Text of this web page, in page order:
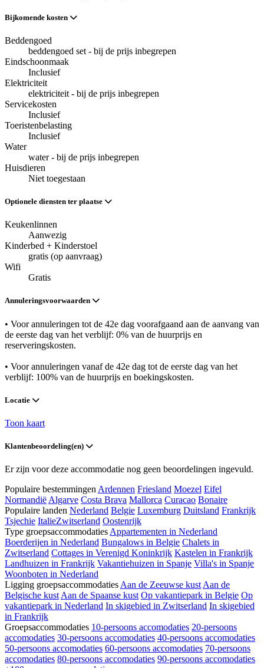
Bijkomende kosten
Beddengoed
beddengoed set - bij de prijs inbegrepen
Eindschoonmaak
Inclusief
Elektriciteit
elektriciteit - bij de prijs inbegrepen
Servicekosten
Inclusief
Toeristenbelasting
Inclusief
Water
water - bij de prijs inbegrepen
Huisdieren
Niet toegestaan
Optionele diensten ter plaatse
Keukenlinnen
Aanwezig
Kinderbed + Kinderstoel
gratis (op aanvraag)
Wifi
Gratis
Annuleringsvoorwaarden
• Voor annuleringen tot de 42e dag voorafgaand aan de aanvang van
de eerste dag van het verblijf: 0% van de huurprijs en
reserveringskosten.
• Voor annuleringen vanaf de 42e dag tot de eerste dag van het
verblijf: 100% van de huurprijs en boekingskosten.
Locatie
Toon kaart
Klantenbeoordeling(en)
Er zijn voor deze accommodatie nog geen beoordelingen ingevuld.
Populaire bestemmingen Ardennen Friesland Moezel Eifel
Normandië Algarve Costa Brava Mallorca Curacao Bonaire
Populaire landen Nederland Belgie Luxemburg Duitsland Frankrijk
Tsjechie ItalieZwitserland Oostenrijk
Type groepsaccommodaties Appartementen in Nederland
Boerderijen in Nederland Bungalows in Belgie Chalets in
Zwitserland Cottages in Verenigd Koninkrijk Kastelen in Frankrijk
Landhuizen in Frankrijk Vakantiehuizen in Spanje Villa's in Spanje
Woonboten in Nederland
Ligging groepsaccommodaties Aan de Zeeuwse kust Aan de
Belgische kust Aan de Spaanse kust Op vakantiepark in Belgie Op
vakantiepark in Nederland In skigebied in Zwitserland In skigebied
in Frankrijk
Groepsaccommodaties 10-persoons accomodaties 20-persoons
accomodaties 30-persoons accomodaties 40-persoons accomodaties
50-persoons accomodaties 60-persoons accomodaties 70-persoons
accomodaties 80-persoons accomodaties 90-persoons accomodaties